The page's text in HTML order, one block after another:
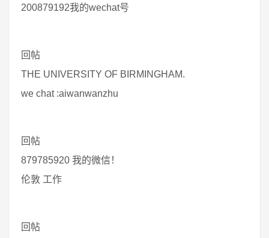
200879192我的wechat号
回帖
THE UNIVERSITY OF BIRMINGHAM.
we chat :aiwanwanzhu
回帖
879785920 我的微信！
伦敦 工作
回帖